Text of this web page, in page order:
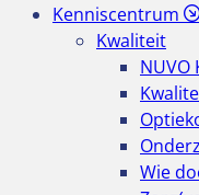
Kenniscentrum
Kwaliteit
NUVO
Wie